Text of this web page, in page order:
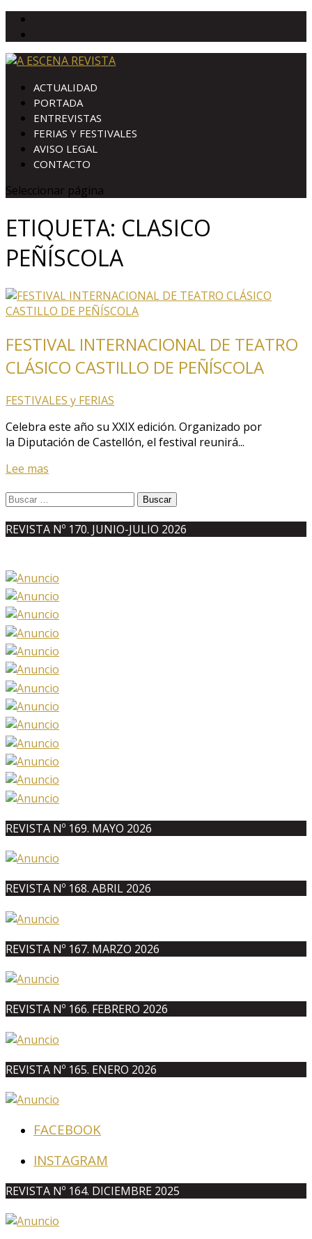
ACTUALIDAD
PORTADA
ENTREVISTAS
FERIAS Y FESTIVALES
AVISO LEGAL
CONTACTO
Seleccionar página
ETIQUETA: CLASICO
PEÑÍSCOLA
FESTIVAL INTERNACIONAL DE TEATRO
CLÁSICO CASTILLO DE PEÑÍSCOLA
FESTIVALES y FERIAS
Celebra este año su XXIX edición. Organizado por
la Diputación de Castellón, el festival reunirá...
Lee mas
Buscar:
REVISTA Nº 170. JUNIO-JULIO 2026
REVISTA Nº 169. MAYO 2026
REVISTA Nº 168. ABRIL 2026
REVISTA Nº 167. MARZO 2026
REVISTA Nº 166. FEBRERO 2026
REVISTA Nº 165. ENERO 2026
FACEBOOK
INSTAGRAM
REVISTA Nº 164. DICIEMBRE 2025